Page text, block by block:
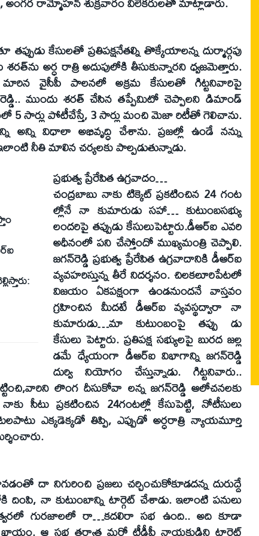
కేసులతో ప్రతిపక్షనేతల్ని తొక్కేయాలన్న దుర్మార్గపు
అర్ధ రాత్రి అదుపులోకి తీసుకున్నారని ధ్వజమెత్తారు.
వైసీపీ పాలనలో అక్రమ కేసులతో గిట్టనివారిపై
ముందు శరత్‌ చేసిన తప్పేమిటో చెప్పాలని డిమాండ్‌
5 సార్లు పోటీచేస్తే, 3 సార్లు మంచి మెజా రిటీతో గెలిచాను.
అన్ని విధాలా అభివృద్ధి చేశాను. ప్రజల్లో ఉండే నన్ను
నీతి మాలిన చర్యలకు పాల్పడుతున్నాడు.
ప్రభుత్వ ప్రేరేపిత ఉగ్రవాదం…
చంద్రబాబు నాకు టిక్కెట్‌ ప్రకటించిన 24 గంట
ల్లోనే నా కుమారుడు సహా… కుటుంబసభ్యు
లందరిపై తప్పుడు కేసులుపెట్టారు.డీఆర్‌ఐ ఎవరి
అధీనంలో పని చేస్తోందో ముఖ్యమంత్రి చెప్పాలి.
జగన్‌రెడ్డి ప్రభుత్వ ప్రేరేపిత ఉగ్రవాదానికి డీఆర్‌ఐ
వ్యవహరిస్తున్న తీరే నిదర్శనం. చిలకలూరిపేటలో
విజయం ఏకపక్షంగా ఉండనుందనే వాస్తవం
గ్రహించిన మీదటే డీఆర్‌ఐ వ్యవస్థద్వారా నా
కుమారుడు…మా కుటుంబంపై తప్పు డు
కేసులు పెట్టారు. ప్రతిపక్ష సభ్యులపై బురద జల్ల
డమే ధ్యేయంగా డీఆర్‌ఐ విభాగాన్ని జగన్‌రెడ్డి
దుర్వి నియోగం చేస్తున్నాడు. గిట్టనివారు..
పెట్టించి,వారిని లొంగ దీసుకోవా లన్న జగన్‌రెడ్డి ఆలోచనలకు
సీటు ప్రకటించిన 24గంటల్లో కేసుపెట్టి, నోటీసులు
ఎక్కడెక్కడో తిప్పి, ఎప్పుడో అర్ధరాత్రి న్యాయమూర్తి
దా నిగురించి ప్రజలు చర్చించుకోకూడదన్న దురుద్దే
దింపి, నా కుటుంబాన్ని టార్గెట్‌ చేశాడు. ఇలాంటి పనులు
గురజాలలో రా…కదలిరా సభ ఉంది.. అది కూడా